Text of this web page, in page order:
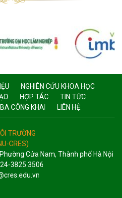
NGHIÊN CỨU KHOA HỌC
HỢP TÁC
TIN TỨC
BA CÔNG KHAI LIÊN HỆ
TRƯỜNG
CRES)
Cửa Nam, Thành phố Hà Nội
3825 3506